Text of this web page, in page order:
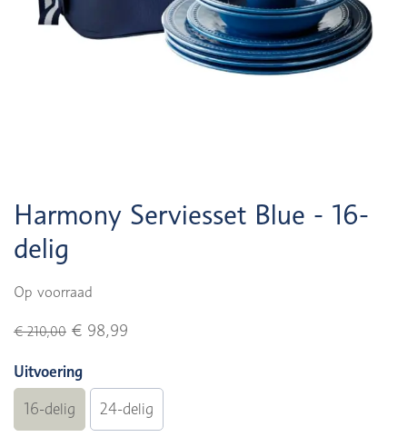
Harmony Serviesset Blue - 16-
delig
Op voorraad
€ 210,00 € 98,99
Uitvoering
16-delig 24-delig